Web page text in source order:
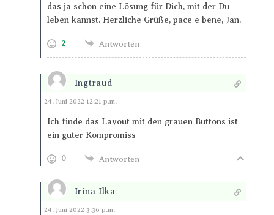
das ja schon eine Lösung für Dich, mit der Du
leben kannst. Herzliche Grüße, pace e bene, Jan.
2 Antworten
Ingtraud
Antworten
24. Juni 2022 12:21 p.m.
Ich finde das Layout mit den grauen Buttons ist
ein guter Kompromiss
0 Antworten
Irina Ilka
Antworten
24. Juni 2022 3:36 p.m.